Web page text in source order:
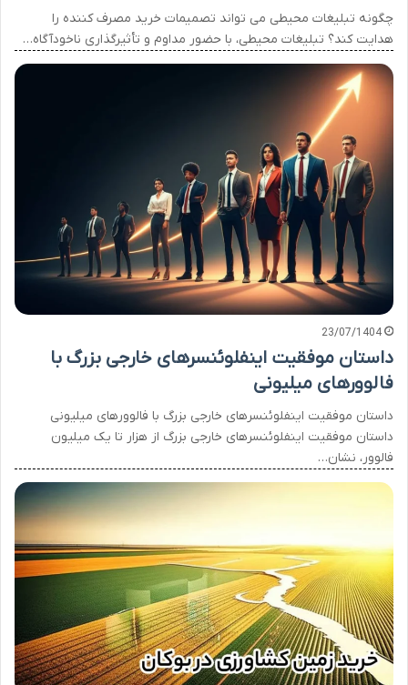
چگونه تبلیغات محیطی می تواند تصمیمات خرید مصرف کننده را
هدایت کند؟ تبلیغات محیطی، با حضور مداوم و تأثیرگذاری ناخودآگاه…
23/07/1404
داستان موفقیت اینفلوئنسرهای خارجی بزرگ با
فالوورهای میلیونی
داستان موفقیت اینفلوئنسرهای خارجی بزرگ با فالوورهای میلیونی
داستان موفقیت اینفلوئنسرهای خارجی بزرگ از هزار تا یک میلیون
فالوور، نشان…